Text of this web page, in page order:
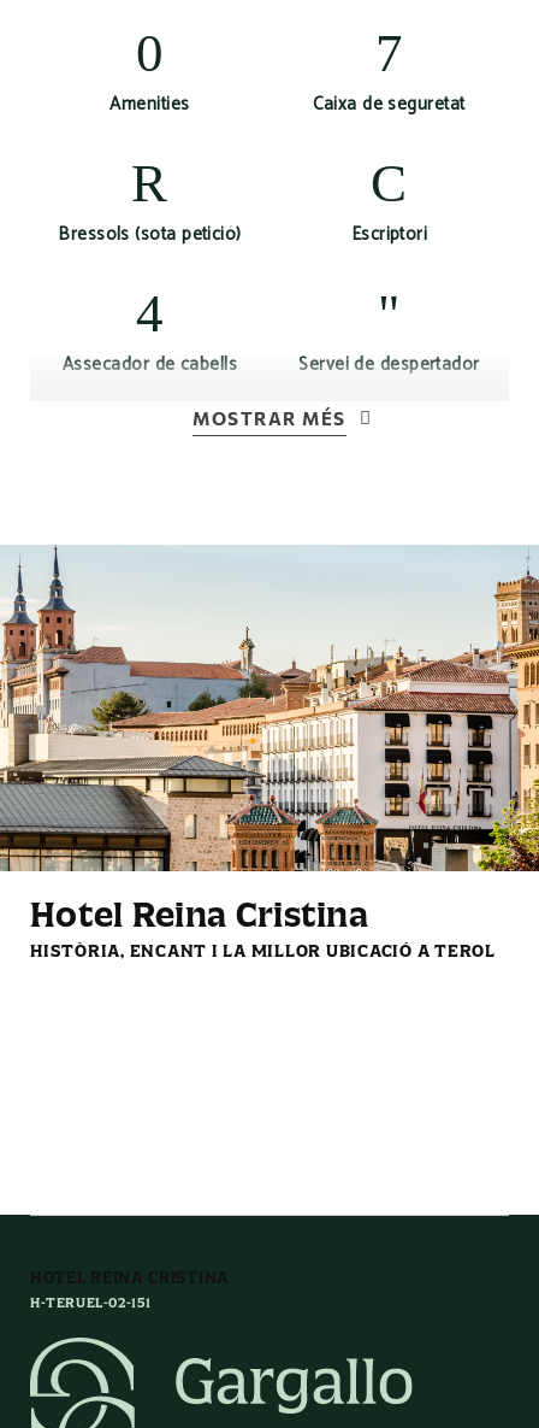
Amenities Caixa de seguretat
Bressols (sota petició) Escriptori
Assecador de cabells Servei de despertador
Aire condicionat o
calefacció segons
temporada
Bullidor d' aigua
Ampolleta d'aigua de
cortesia Mini nevera
MOSTRAR MÉS
Hotel Reina Cristina
HISTÒRIA, ENCANT I LA MILLOR UBICACIÓ A TEROL
HOTEL REINA CRISTINA
H-TERUEL-02-151